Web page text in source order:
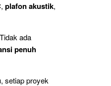
, plafon akustik,
ada
penuh
setiap proyek